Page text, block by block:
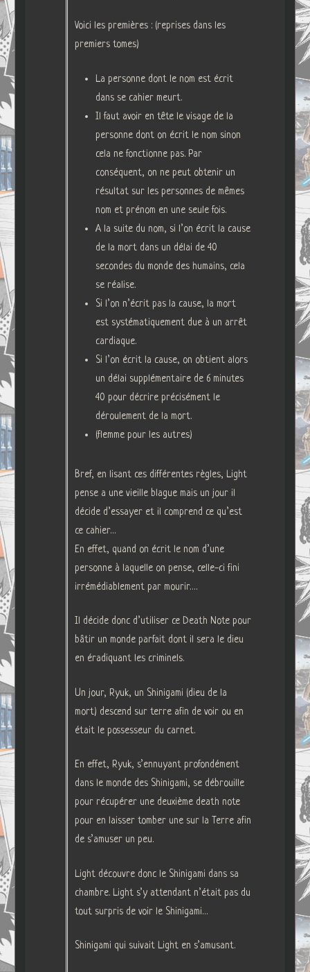
Voici les premières : (reprises dans les
premiers tomes)
La personne dont le nom est écrit
dans se cahier meurt.
Il faut avoir en tête le visage de la
personne dont on écrit le nom sinon
cela ne fonctionne pas. Par
conséquent, on ne peut obtenir un
résultat sur les personnes de mêmes
nom et prénom en une seule fois.
A la suite du nom, si l’on écrit la cause
de la mort dans un délai de 40
secondes du monde des humains, cela
se réalise.
Si l’on n’écrit pas la cause, la mort
est systématiquement due à un arrêt
cardiaque.
Si l’on écrit la cause, on obtient alors
un délai supplémentaire de 6 minutes
40 pour décrire précisément le
déroulement de la mort.
(flemme pour les autres)
Bref, en lisant ces différentes règles, Light
pense a une vieille blague mais un jour il
décide d’essayer et il comprend ce qu’est
ce cahier…
En effet, quand on écrit le nom d’une
personne à laquelle on pense, celle-ci fini
irrémédiablement par mourir….
Il décide donc d’utiliser ce Death Note pour
bâtir un monde parfait dont il sera le dieu
en éradiquant les criminels.
Un jour, Ryuk, un Shinigami (dieu de la
mort) descend sur terre afin de voir ou en
était le possesseur du carnet.
En effet, Ryuk, s’ennuyant profondément
dans le monde des Shinigami, se débrouille
pour récupérer une deuxième death note
pour en laisser tomber une sur la Terre afin
de s’amuser un peu.
Light découvre donc le Shinigami dans sa
chambre. Light s’y attendant n’était pas du
tout surpris de voir le Shinigami…
Shinigami qui suivait Light en s’amusant.